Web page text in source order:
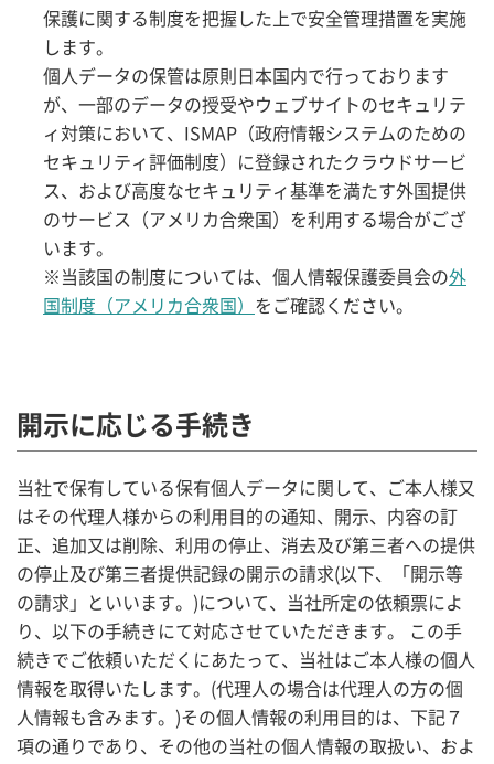
保護に関する制度を把握した上で安全管理措置を実施
します。
個人データの保管は原則日本国内で行っております
が、一部のデータの授受やウェブサイトのセキュリテ
ィ対策において、ISMAP（政府情報システムのための
セキュリティ評価制度）に登録されたクラウドサービ
ス、および高度なセキュリティ基準を満たす外国提供
のサービス（アメリカ合衆国）を利用する場合がござ
います。
※当該国の制度については、個人情報保護委員会の外
国制度（アメリカ合衆国） をご確認ください。
開示に応じる手続き
当社で保有している保有個人データに関して、ご本人様又
はその代理人様からの利用目的の通知、開示、内容の訂
正、追加又は削除、利用の停止、消去及び第三者への提供
の停止及び第三者提供記録の開示の請求(以下、「開示等
の請求」といいます。)について、当社所定の依頼票によ
り、以下の手続きにて対応させていただきます。 この手
続きでご依頼いただくにあたって、当社はご本人様の個人
情報を取得いたします。(代理人の場合は代理人の方の個
人情報も含みます。)その個人情報の利用目的は、下記７
項の通りであり、その他の当社の個人情報の取扱い、およ